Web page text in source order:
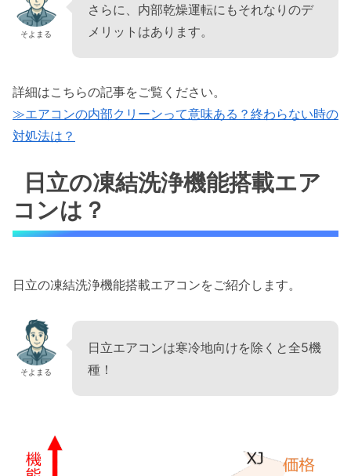
そよまる
さらに、内部乾燥運転にもそれなりのデ
メリットはあります。
詳細はこちらの記事をご覧ください。
≫エアコンの内部クリーンって意味ある？終わらない時の
対処法は？
日立の凍結洗浄機能搭載エア
コンは？
日立の凍結洗浄機能搭載エアコンをご紹介します。
そよまる
日立エアコンは寒冷地向けを除くと全5機
種！